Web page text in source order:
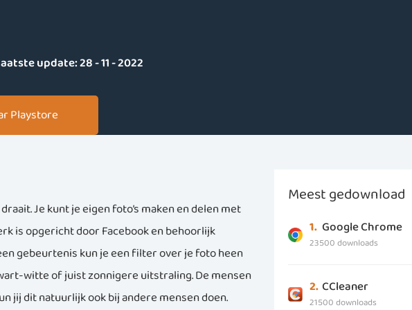
update:28 - 11 - 2022
Playstore
Je kunt je eigen foto’s maken en delen met
is opgericht door Facebook en behoorlijk
gebeurtenis kun je een filter over je foto heen
witte of juist zonnigere uitstraling. De mensen
jij dit natuurlijk ook bij andere mensen doen.
Meest gedownload
1. Google Chrome
23500 downloads
2.CCleaner
21500 downloads